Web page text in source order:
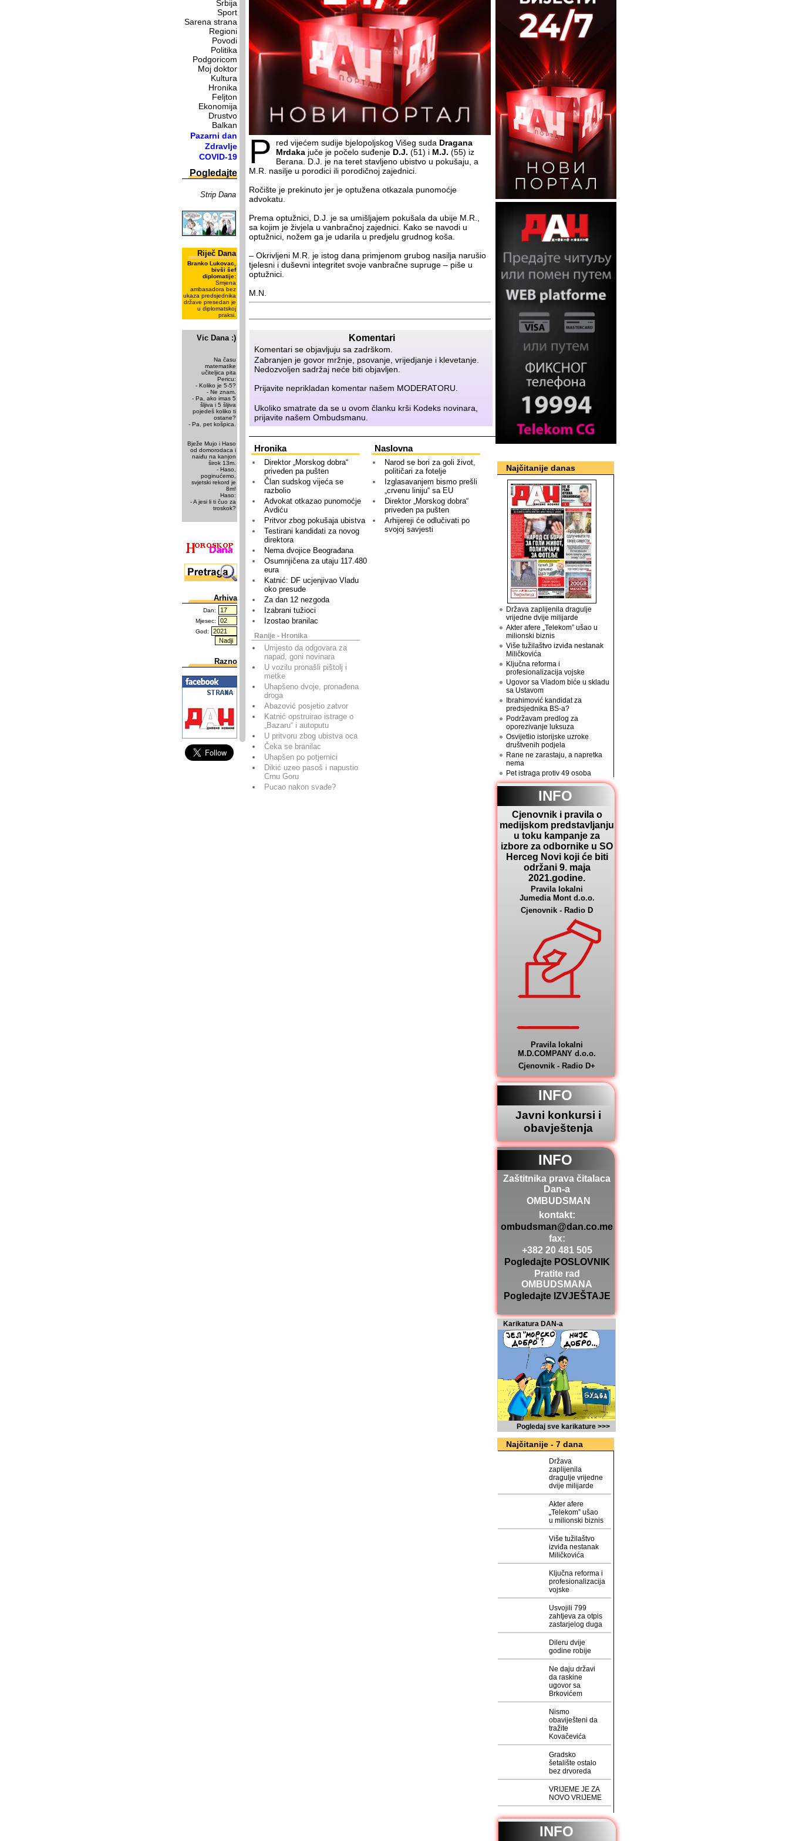
Srbija
Sport
Sarena strana
Regioni
Povodi
Politika
Podgoricom
Moj doktor
Kultura
Hronika
Feljton
Ekonomija
Drustvo
Balkan
Pazarni dan
Zdravlje
COVID-19
Pogledajte
Strip Dana
Riječ Dana
Branko Lukovac,
bivši šef
diplomatije:
Smjena
ambasadora bez
ukaza predsjednika
države presedan je
u diplomatskoj
praksi.
Vic Dana :)
Na času
matematike
učiteljica pita
Pericu:
- Koliko je 5-5?
- Ne znam.
- Pa, ako imas 5
šljiva i 5 šljiva
pojedeš koliko ti
ostane?
- Pa, pet košpica.
Bježe Mujo i Haso
od domorodaca i
naiđu na kanjon
širok 13m.
- Haso,
poginućemo,
svjetski rekord je
8m!
Haso:
- A jesi li ti čuo za
troskok?
Arhiva
Dan:
Mjesec:
God:
Razno
P red vijećem sudije bjelopoljskog Višeg suda Dragana
Mrdaka juče je počelo suđenje D.J. (51) i M.J. (55) iz
Berana. D.J. je na teret stavljeno ubistvo u pokušaju, a
M.R. nasilje u porodici ili porodičnoj zajednici.
Ročište je prekinuto jer je optužena otkazala punomoćje
advokatu.
Prema optužnici, D.J. je sa umišljajem pokušala da ubije M.R.,
sa kojim je živjela u vanbračnoj zajednici. Kako se navodi u
optužnici, nožem ga je udarila u predjelu grudnog koša.
– Okrivljeni M.R. je istog dana primjenom grubog nasilja narušio
tjelesni i duševni integritet svoje vanbračne supruge – piše u
optužnici.
M.N.
Komentari
Komentari se objavljuju sa zadrškom.
Zabranjen je govor mržnje, psovanje, vrijedjanje i klevetanje.
Nedozvoljen sadržaj neće biti objavljen.
Prijavite neprikladan komentar našem MODERATORU
Ukoliko smatrate da se u ovom članku krši Kodeks novinara,
prijavite našemOmbudsmanu
Hronika
Direktor „Morskog dobra“
priveden pa pušten
Član sudskog vijeća se
razbolio
Advokat otkazao punomoćje
Avdiću
Pritvor zbog pokušaja ubistva
Testirani kandidati za novog
direktora
Nema dvojice Beograđana
Osumnjičena za utaju 117.480
eura
Katnić: DF ucjenjivao Vladu
oko presude
Za dan 12 nezgoda
Izabrani tužioci
Izostao branilac
Ranije - Hronika
Umjesto da odgovara za
napad, goni novinara
U vozilu pronašli pištolj i
metke
Uhapšeno dvoje, pronađena
droga
Abazović posjetio zatvor
Katnić opstruirao istrage o
„Bazaru“ i autoputu
U pritvoru zbog ubistva oca
Čeka se branilac
Uhapšen po potjernici
Dikić uzeo pasoš i napustio
Crnu Goru
Pucao nakon svađe?
Naslovna
Narod se bori za goli život,
političari za fotelje
Izglasavanjem bismo prešli
„crvenu liniju“ sa EU
Direktor „Morskog dobra“
priveden pa pušten
Arhijereji će odlučivati po
svojoj savjesti
Najčitanije danas
Država zaplijenila dragulje
vrijedne dvije milijarde
Akter afere „Telekom” ušao u
milionski biznis
Više tužilaštvo izviđa nestanak
Miličkovića
Ključna reforma i
profesionalizacija vojske
Ugovor sa Vladom biće u skladu
sa Ustavom
Ibrahimović kandidat za
predsjednika BS-a?
Podržavam predlog za
oporezivanje luksuza
Osvijetlio istorijske uzroke
društvenih podjela
Rane ne zarastaju, a napretka
nema
Pet istraga protiv 49 osoba
INFO
Cjenovnik i pravila o
medijskom predstavljanju
u toku kampanje za
izbore za odbornike u SO
Herceg Novi koji će biti
održani 9. maja
2021.godine.
Pravila lokalni
Jumedia Mont d.o.o.
Cjenovnik - Radio D
Pravila lokalni
M.D.COMPANY d.o.o.
Cjenovnik - Radio D+
INFO
Javni konkursi i
obavještenja
INFO
Zaštitnika prava čitalaca
Dan-a
OMBUDSMAN
kontakt:
ombudsman@dan.co.me
fax:
+382 20 481 505
Pogledajte POSLOVNIK
Pratite rad
OMBUDSMANA
Pogledajte IZVJEŠTAJE
Karikatura DAN-a
Pogledaj sve karikature >>>
Najčitanije - 7 dana
Država
zaplijenila
dragulje vrijedne
dvije milijarde
Akter afere
„Telekom” ušao
u milionski biznis
Više tužilaštvo
izviđa nestanak
Miličkovića
Ključna reforma i
profesionalizacija
vojske
Usvojili 799
zahtjeva za otpis
zastarjelog duga
Dileru dvije
godine robije
Ne daju državi
da raskine
ugovor sa
Brkovićem
Nismo
obaviješteni da
tražite
Kovačevića
Gradsko
šetalište ostalo
bez drvoreda
VRIJEME JE ZA
NOVO VRIJEME
INFO